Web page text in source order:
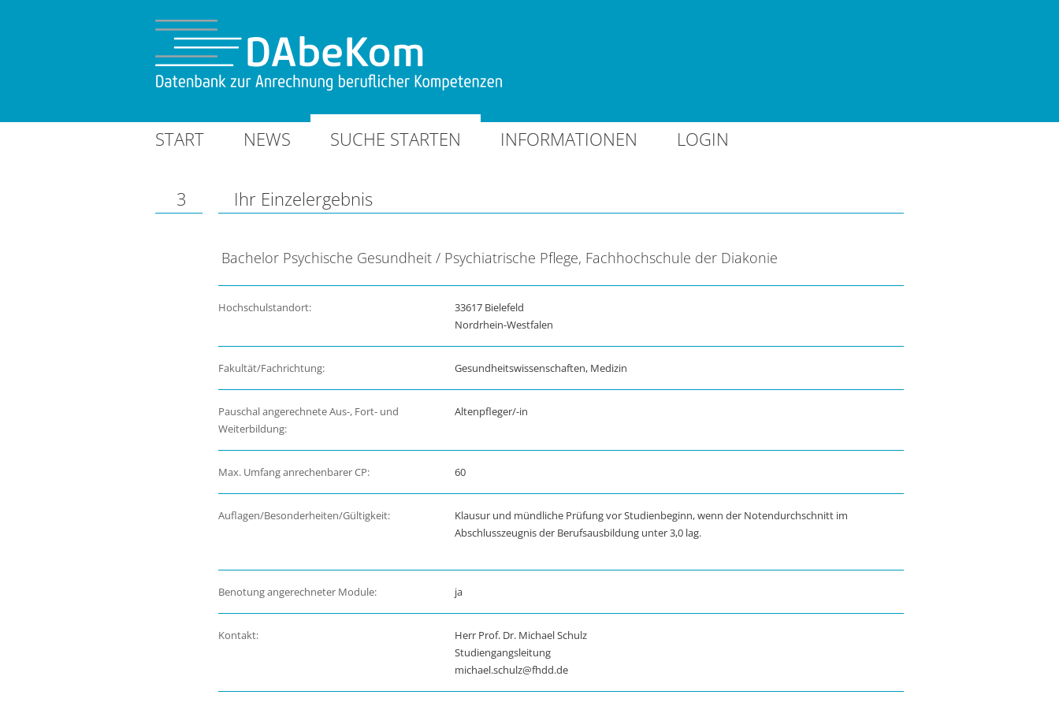
START NEWS SUCHE STARTEN INFORMATIONEN LOGIN
3 Ihr Einzelergebnis
Bachelor Psychische Gesundheit / Psychiatrische Pflege, Fachhochschule der Diakonie
Hochschulstandort:
33617 Bielefeld
Nordrhein-Westfalen
Fakultät/Fachrichtung: Gesundheitswissenschaften, Medizin
Pauschal angerechnete Aus-, Fort- und
Weiterbildung:
Altenpfleger/-in
Max. Umfang anrechenbarer CP: 60
Auflagen/Besonderheiten/Gültigkeit:
Klausur und mündliche Prüfung vor Studienbeginn, wenn der Notendurchschnitt im
Abschlusszeugnis der Berufsausbildung unter 3,0 lag.
Benotung angerechneter Module: ja
Kontakt:
Herr Prof. Dr. Michael Schulz
Studiengangsleitung
michael.schulz@fhdd.de